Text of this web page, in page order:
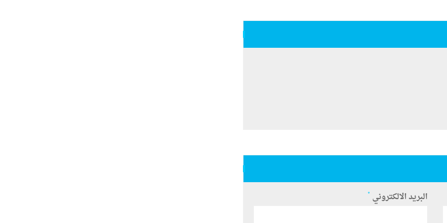
البريد الالكتروني *